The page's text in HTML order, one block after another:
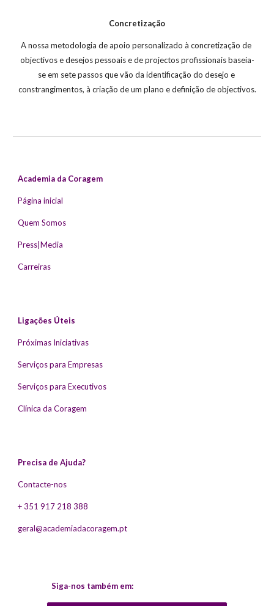
Concretização
A nossa metodologia de apoio personalizado à concretização de
objectivos e desejos pessoais e de projectos profissionais baseia-
se em sete passos que vão da identificação do desejo e
constrangimentos, à criação de um plano e definição de objectivos.
Academia da Coragem
Página inicial
Quem Somos
Press|Media
Carreiras
Ligações Úteis
Próximas Iniciativas
Serviços para Empresas
Serviços para Executivos
Clínica da Coragem
Precisa de Ajuda?
Contacte-nos
+ 351 917 218 388
geral@academiadacoragem.pt
Siga-nos também em: